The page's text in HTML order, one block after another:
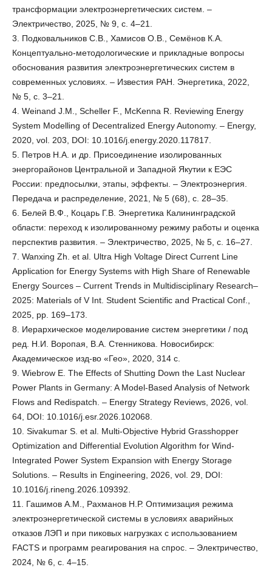
трансформации электроэнергетических систем. –
Электричество, 2025, № 9, с. 4–21.
3. Подковальников С.В., Хамисов О.В., Семёнов К.А.
Концептуально-методологические и прикладные вопросы
обоснования развития электроэнергетических систем в
современных условиях. – Известия РАН. Энергетика, 2022,
№ 5, с. 3–21.
4. Weinand J.M., Scheller F., McKenna R. Reviewing Energy
System Modelling of Decentralized Energy Autonomy. – Energy,
2020, vol. 203, DOI: 10.1016/j.energy.2020.117817.
5. Петров Н.А. и др. Присоединение изолированных
энергорайонов Центральной и Западной Якутии к ЕЭС
России: предпосылки, этапы, эффекты. – Электроэнергия.
Передача и распределение, 2021, № 5 (68), с. 28–35.
6. Белей В.Ф., Коцарь Г.В. Энергетика Калининградской
области: переход к изолированному режиму работы и оценка
перспектив развития. – Электричество, 2025, № 5, с. 16–27.
7. Wanxing Zh. et al. Ultra High Voltage Direct Current Line
Application for Energy Systems with High Share of Renewable
Energy Sources – Current Trends in Multidisciplinary Research–
2025: Materials of V Int. Student Scientific and Practical Conf.,
2025, pp. 169–173.
8. Иерархическое моделирование систем энергетики / под
ред. Н.И. Воропая, В.А. Стенникова. Новосибирск:
Академическое изд-во «Гео», 2020, 314 с.
9. Wiebrow E. The Effects of Shutting Down the Last Nuclear
Power Plants in Germany: A Model-Based Analysis of Network
Flows and Redispatch. – Energy Strategy Reviews, 2026, vol.
64, DOI: 10.1016/j.esr.2026.102068.
10. Sivakumar S. et al. Multi-Objective Hybrid Grasshopper
Optimization and Differential Evolution Algorithm for Wind-
Integrated Power System Expansion with Energy Storage
Solutions. – Results in Engineering, 2026, vol. 29, DOI:
10.1016/j.rineng.2026.109392.
11. Гашимов А.М., Рахманов Н.Р. Оптимизация режима
электроэнергетической системы в условиях аварийных
отказов ЛЭП и при пиковых нагрузках с использованием
FACTS и программ реагирования на спрос. – Электричество,
2024, № 6, с. 4–15.